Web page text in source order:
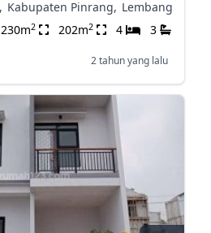
Kabupaten Pinrang, Lembang
230m2 202m2 4 3
2 tahun yang lalu